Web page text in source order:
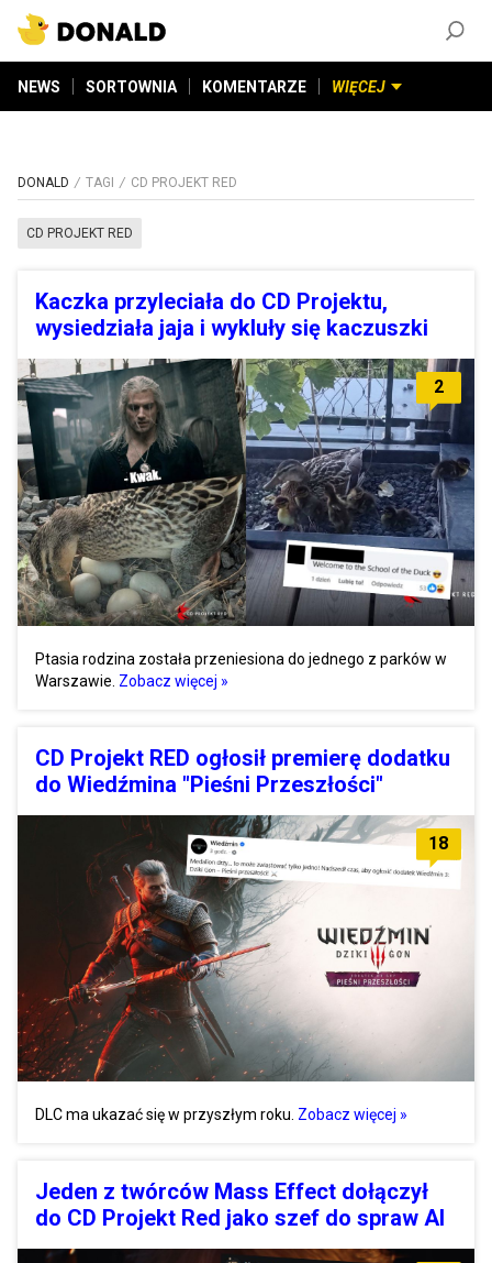
NEWS SORTOWNIA KOMENTARZE WIĘCEJ
DONALD TAGI CD PROJEKT RED
CD PROJEKT RED
Kaczka przyleciała do CD Projektu,
wysiedziała jaja i wykluły się kaczuszki
2
Ptasia rodzina została przeniesiona do jednego z parków w
Warszawie. Zobacz więcej »
CD Projekt RED ogłosił premierę dodatku
do Wiedźmina "Pieśni Przeszłości"
18
DLC ma ukazać się w przyszłym roku. Zobacz więcej »
Jeden z twórców Mass Effect dołączył
do CD Projekt Red jako szef do spraw AI